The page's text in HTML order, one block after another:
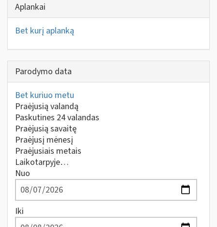
Aplankai
Bet kurį aplanką
Parodymo data
Bet kuriuo metu
Praėjusią valandą
Paskutines 24 valandas
Praėjusią savaitę
Praėjusį mėnesį
Praėjusiais metais
Laikotarpyje…
Nuo
Iki